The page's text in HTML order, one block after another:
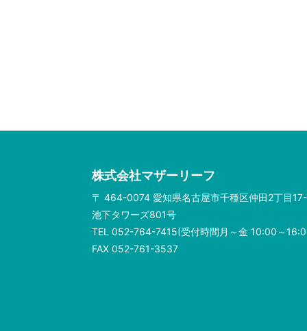
株式会社マザーリーフ
〒 464-0074 愛知県名古屋市千種区仲田2丁目
池下タワーズ801号
TEL 052-764-7415(受付時間月～金 10:00～
FAX 052-761-3537